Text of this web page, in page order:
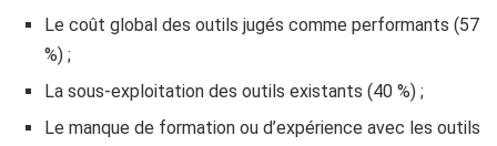
Le coût global des outils jugés comme performants (57
%) ;
La sous-exploitation des outils existants (40 %) ;
Le manque de formation ou d’expérience avec les outils